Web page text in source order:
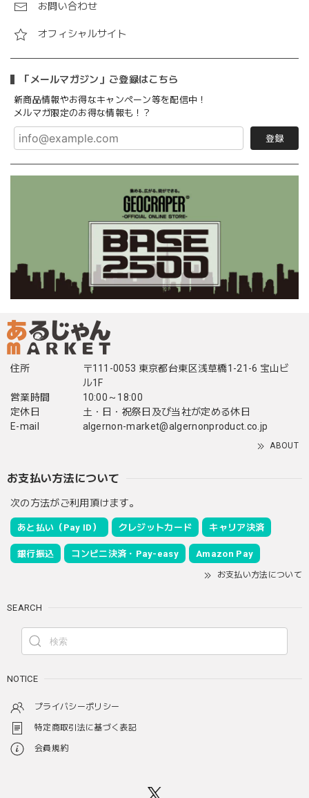
お問い合わせ
オフィシャルサイト
「メールマガジン」ご登録はこちら
新商品情報やお得なキャンペーン等を配信中！
メルマガ限定のお得な情報も！？
登録
住所
〒111-0053 東京都台東区浅草橋1-21-6 宝山ビ
ル1F
営業時間
10:00～18:00
定休日
土・日・祝祭日及び当社が定める休日
E-mail
algernon-market@algernonproduct.co.jp
ABOUT
お支払い方法について
次の方法がご利用頂けます。
あと払い（Pay ID） クレジットカード キャリア決済
銀行振込 コンビニ決済・Pay-easy Amazon Pay
お支払い方法について
SEARCH
NOTICE
プライバシーポリシー
特定商取引法に基づく表記
会員規約